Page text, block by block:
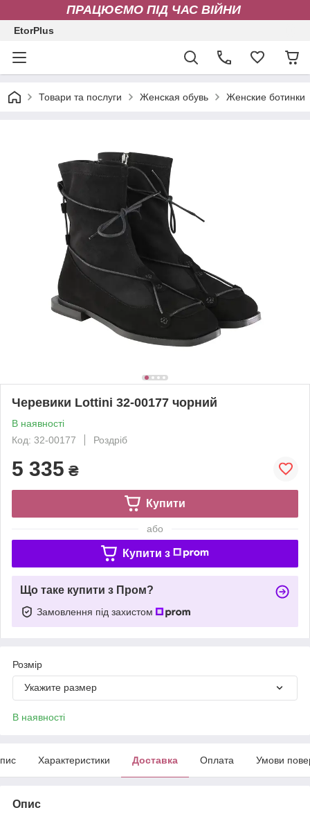
ПРАЦЮЄМО ПІД ЧАС ВІЙНИ
EtorPlus
Товари та послуги Женская обувь Женские ботинки
Черевики Lottini 32-00177 чорний
В наявності
Код: 32-00177
Роздріб
5 335 ₴
Купити
або
Купити з
Що таке купити з Пром?
Замовлення під захистом
Розмір
Укажите размер
В наявності
Характеристики Доставка Оплата Умови
Опис